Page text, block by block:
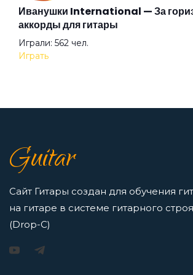
Навсегда
Не Отпускай
Падать
Аккорды для начинающих играть на
легкие и простые песни на гитаре
Просмотров: 23273 чел.
Перейти
Просмотров: 16423 чел.
Перейти
Игорь Растеряев — Безрукавочка:
Иванушки International — За
аккорды для гитары
Играли: 562 чел.
Играть
Guitar
Сайт Гитары создан для обучения
на гитаре в системе гитарного
(Drop-C)